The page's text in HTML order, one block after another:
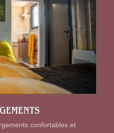
confortables et